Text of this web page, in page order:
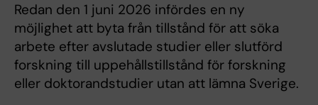
Redan den 1 juni 2026 infördes en ny
möjlighet att byta från tillstånd för att söka
arbete efter avslutade studier eller slutförd
forskning till uppehållstillstånd för forskning
eller doktorandstudier utan att lämna Sverige.